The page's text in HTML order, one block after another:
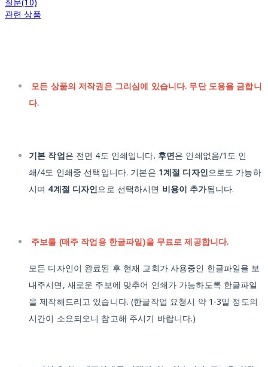
관련 상품
모든 상품의 저작권은 그리심에 있습니다. 무단 도용을 금합니
다.
기본 작업은 전면 4도 인쇄입니다. 후면은 인쇄없음/1도 인
쇄/4도 인쇄중 선택입니다. 기본은 1계절 디자인으로도 가능하
시며 4계절 디자인으로 선택하시면 비용이 추가됩니다.
주보틀 (매주 작업용 한글파일)을 무료로 제공합니다.
모든 디자인이 완료된 후 현재 교회가 사용중인 한글파일을 보
내주시면, 새로운 주보에 맞추어 인쇄가 가능하도록 한글파일
을 제작해드리고 있습니다.(한글작업 요청시 약 1-3일 정도의
시간이 소요되오니 참고해 주시기 바랍니다.)